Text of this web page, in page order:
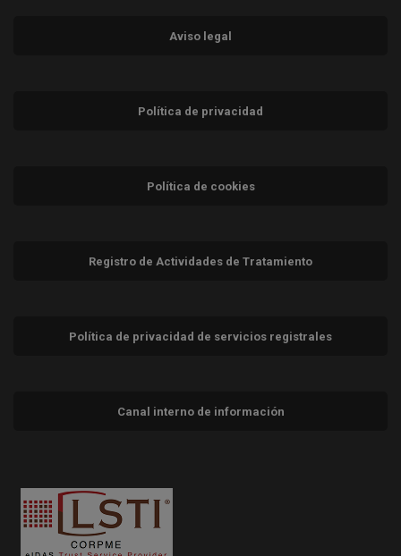
Aviso legal
Política de privacidad
Política de cookies
Registro de Actividades de Tratamiento
Política de privacidad de servicios registrales
Canal interno de información